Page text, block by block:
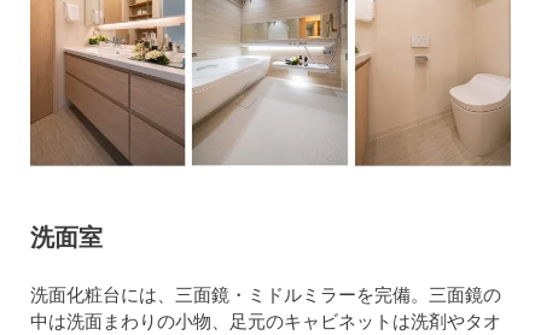
洗面室
洗面化粧台には、三面鏡・ミドルミラーを完備。三面鏡の
中は洗面まわりの小物、足元のキャビネットは洗剤やタオ